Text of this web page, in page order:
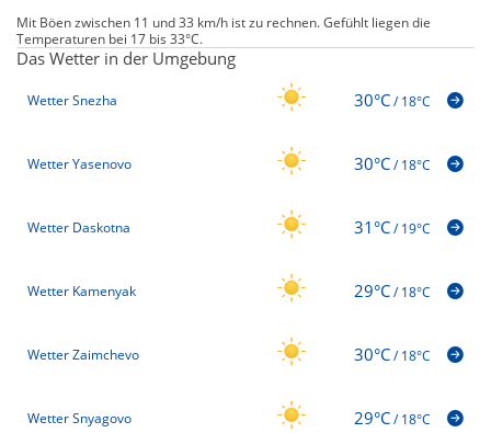
Mit Böen zwischen 11 und 33 km/h ist zu rechnen. Gefühlt liegen die
Temperaturen bei 17 bis 33°C.
Das Wetter in der Umgebung
Wetter Snezha 30°C/18°C
Wetter Yasenovo 30°C/18°C
Wetter Daskotna 31°C/19°C
Wetter Kamenyak 29°C/18°C
Wetter Zaimchevo 30°C/18°C
Wetter Snyagovo 29°C/18°C